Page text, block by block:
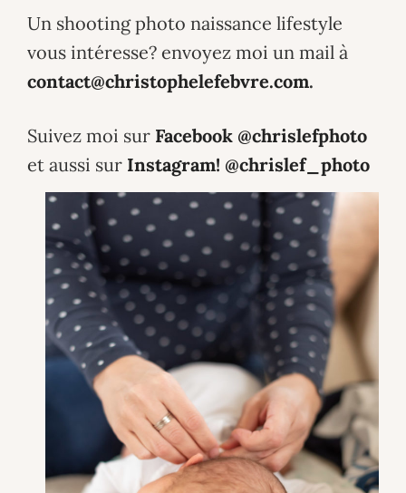
Un shooting photo naissance lifestyle
vous intéresse? envoyez moi un mail à
contact@christophelefebvre.com.
Suivez moi sur Facebook @chrislefphoto
et aussi sur Instagram! @chrislef_photo